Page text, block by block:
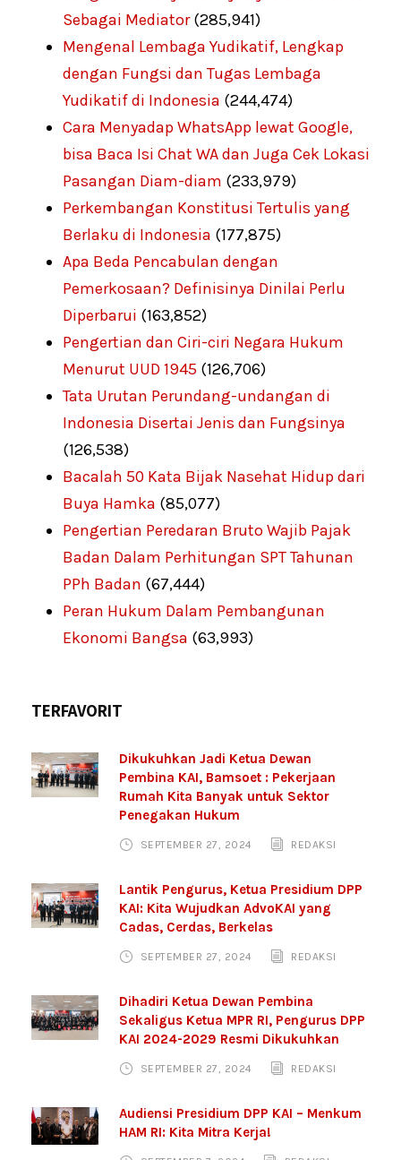
Sebagai Mediator (285,941)
Mengenal Lembaga Yudikatif, Lengkap
dengan Fungsi dan Tugas Lembaga
Yudikatif di Indonesia (244,474)
Cara Menyadap WhatsApp lewat Google,
bisa Baca Isi Chat WA dan Juga Cek Lokasi
Pasangan Diam-diam (233,979)
Perkembangan Konstitusi Tertulis yang
Berlaku di Indonesia (177,875)
Apa Beda Pencabulan dengan
Pemerkosaan? Definisinya Dinilai Perlu
Diperbarui (163,852)
Pengertian dan Ciri-ciri Negara Hukum
Menurut UUD 1945 (126,706)
Tata Urutan Perundang-undangan di
Indonesia Disertai Jenis dan Fungsinya
(126,538)
Bacalah 50 Kata Bijak Nasehat Hidup dari
Buya Hamka (85,077)
Pengertian Peredaran Bruto Wajib Pajak
Badan Dalam Perhitungan SPT Tahunan
PPh Badan (67,444)
Peran Hukum Dalam Pembangunan
Ekonomi Bangsa (63,993)
TERFAVORIT
Dikukuhkan Jadi Ketua Dewan
Pembina KAI, Bamsoet : Pekerjaan
Rumah Kita Banyak untuk Sektor
Penegakan Hukum
SEPTEMBER 27, 2024 REDAKSI
Lantik Pengurus, Ketua Presidium DPP
KAI: Kita Wujudkan AdvoKAI yang
Cadas, Cerdas, Berkelas
SEPTEMBER 27, 2024 REDAKSI
Dihadiri Ketua Dewan Pembina
Sekaligus Ketua MPR RI, Pengurus DPP
KAI 2024-2029 Resmi Dikukuhkan
SEPTEMBER 27, 2024 REDAKSI
Audiensi Presidium DPP KAI – Menkum
HAM RI: Kita Mitra Kerja!